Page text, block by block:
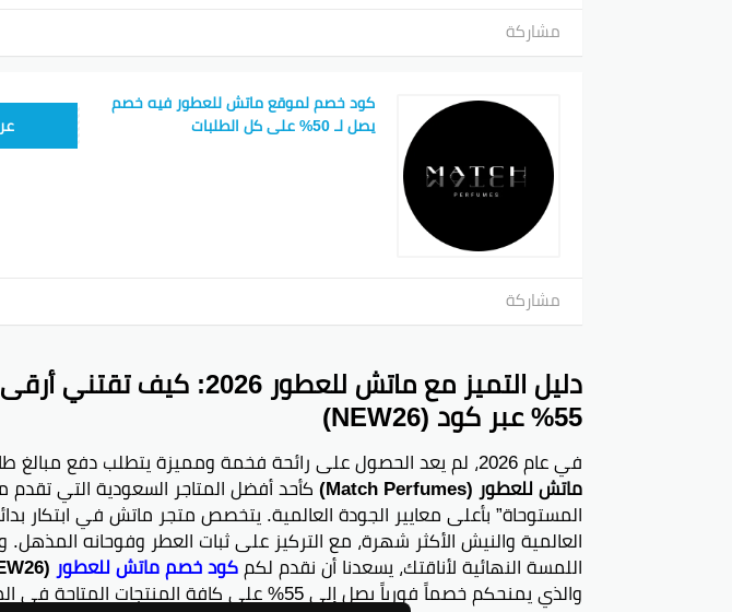
مشاركة
كود خصم لموقع ماتش للعطور فيه خصم
يصل لـ 50% على كل الطلبات
مشاركة
دليل التميز مع ماتش للعطور 2026:
55% عبر كود (NEW26)
في عام 2026، لم يعد الحصول على رائحة فخمة ومميزة يتطلب دفع مبالغ طائلة، حيث يبرز
ماتش للعطور (Match Perfumes) كأحد أفضل المتاجر السعودية التي
المستوحاة” بأعلى معايير الجودة العالمية. يتخصص متجر ماتش في ابتكار
العالمية والنيش الأكثر شهرة، مع التركيز على ثبات العطر وفوحانه المذهل.
اللمسة النهائية لأناقتك، يسعدنا أن نقدم لكمكود خصم ماتش للعطور(NEW26)
والذي يمنحكم خصماً فورياً يصل إلى 55% على كافة المنتجات المتاحة في المتجر.